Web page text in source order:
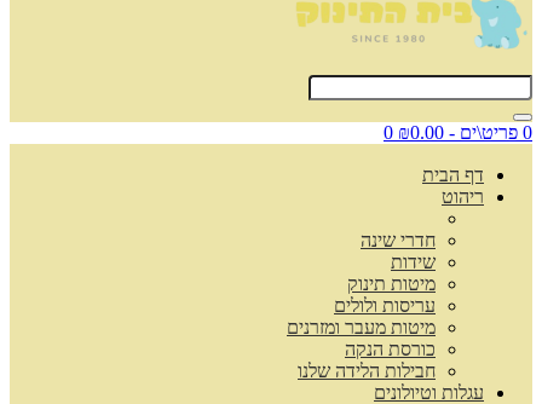
0 פריט\ים - ₪0.00 0
דף הבית
ריהוט
חדרי שינה
שידות
מיטות תינוק
עריסות ולולים
מיטות מעבר ומזרנים
כורסת הנקה
חבילות הלידה שלנו
עגלות וטיולונים